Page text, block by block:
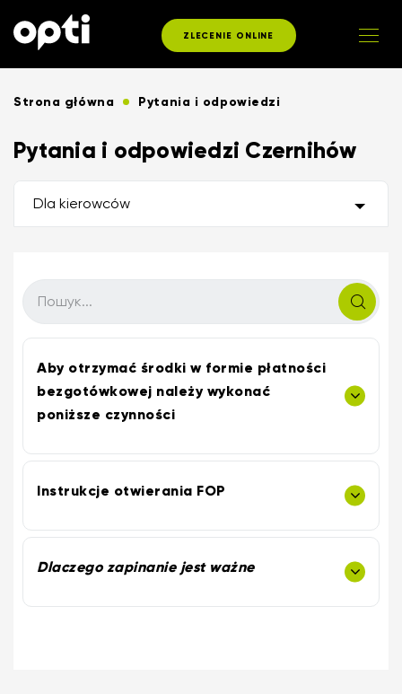
ZLECENIE ONLINE
Strona główna Pytania i odpowiedzi
Pytania i odpowiedzi Czernihów
Dla kierowców
Aby otrzymać środki w formie płatności
bezgotówkowej należy wykonać
poniższe czynności
Instrukcje otwierania FOP
Dlaczego zapinanie jest ważne